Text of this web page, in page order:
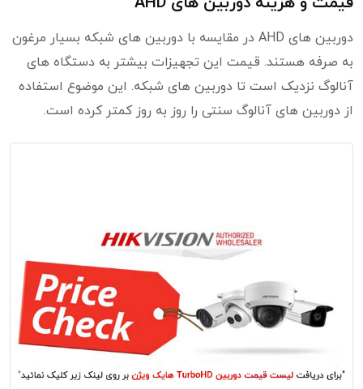
دوربین های AHD در مقایسه با دوربین های شبکه بسیار مرغون
به صرفه هستند. قیمت این تجهیزات بیشتر به دستگاه های
آنالوگ نزدیک است تا دوربین های شبکه. این موضوع استفاده
از دوربین های آنالوگ سنتی را روز به روز کمتر کرده است.